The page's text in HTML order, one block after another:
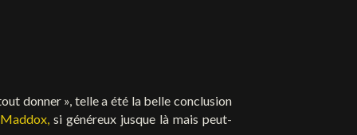
donner », telle a été la belle conclusion
Maddox,si généreux jusque là mais peut-